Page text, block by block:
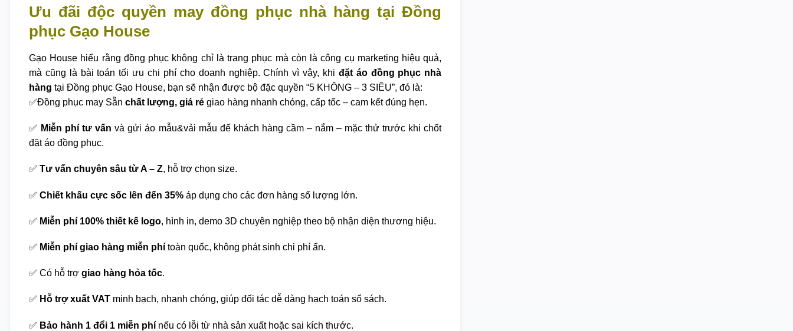
Ưu đãi độc quyền may đồng phục nhà hàng tại Đồng
phục Gạo House
Gạo House hiểu rằng đồng phục không chỉ là trang phục mà còn là công cụ marketing hiệu quả,
mà cũng là bài toán tối ưu chi phí cho doanh nghiệp. Chính vì vậy, khi đặt áo đồng phục nhà
hàng tại Đồng phục Gạo House, bạn sẽ nhận được bộ đặc quyền “5 KHÔNG – 3 SIÊU”, đó là:
✅Đồng phục may Sẵn chất lượng, giá rẻ giao hàng nhanh chóng, cấp tốc – cam kết đúng hẹn.
✅ Miễn phí tư vấn và gửi áo mẫu&vải mẫu để khách hàng cầm – nắm – mặc thử trước khi chốt
đặt áo đồng phục.
✅ Tư vấn chuyên sâu từ A – Z, hỗ trợ chọn size.
✅ Chiết khấu cực sốc lên đến 35% áp dụng cho các đơn hàng số lượng lớn.
✅ Miễn phí 100% thiết kế logo, hình in, demo 3D chuyên nghiệp theo bộ nhận diện thương hiệu.
✅ Miễn phí giao hàng miễn phí toàn quốc, không phát sinh chi phí ẩn.
✅ Có hỗ trợ giao hàng hỏa tốc.
✅ Hỗ trợ xuất VAT minh bạch, nhanh chóng, giúp đối tác dễ dàng hạch toán sổ sách.
✅ Bảo hành 1 đổi 1 miễn phí nếu có lỗi từ nhà sản xuất hoặc sai kích thước.